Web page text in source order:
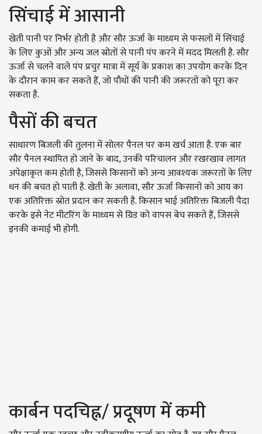
सिंचाई में आसानी
खेती पानी पर निर्भर होती है और सौर ऊर्जा के माध्यम से फसलों में सिंचाई
के लिए कुओं और अन्य जल स्रोतों से पानी पंप करने में मदद मिलती है. सौर
ऊर्जा से चलने वाले पंप प्रचुर मात्रा में सूर्य के प्रकाश का उपयोग करके दिन
के दौरान काम कर सकते हैं,जो पौधों की पानी की जरूरतों को पूरा कर
सकता है.
पैसों की बचत
साधारण बिजली की तुलना में सोलर पैनल पर कम खर्च आता है. एक बार
सौर पैनल स्थापित हो जाने के बाद,उनकी परिचालन और रखरखाव लागत
अपेक्षाकृत कम होती है,जिससे किसानों को अन्य आवश्यक जरूरतों के लिए
धन की बचत हो पाती है. खेती के अलावा,सौर ऊर्जा किसानों को आय का
एक अतिरिक्त स्रोत प्रदान कर सकती है. किसान भाई अतिरिक्त बिजली पैदा
करके इसे नेट मीटरिंग के माध्यम से ग्रिड को वापस बेच सकते हैं,जिससे
इनकी कमाई भी होगी.
कार्बन पदचिह्न/ प्रदूषण में कमी